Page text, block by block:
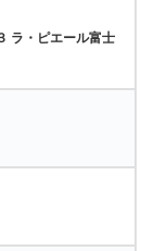
ラ・ピエール富士